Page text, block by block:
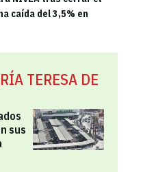
caída del 3,5% en
TERESA DE
sus